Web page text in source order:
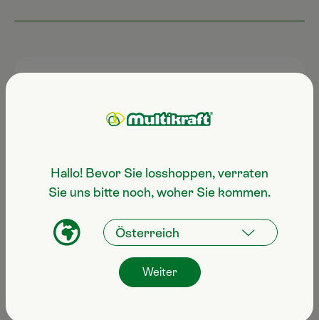
2-3 Werktagen
CO2 freundliche Lieferkette
Hallo! Bevor Sie losshoppen, verraten
Sie uns bitte noch, woher Sie kommen.
Weiter